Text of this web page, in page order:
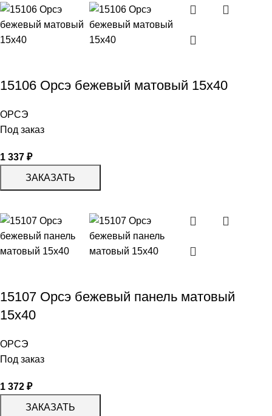
15106 Орсэ бежевый матовый 15х40
ОРСЭ
Под заказ
1 337 ₽
ЗАКАЗАТЬ
15107 Орсэ бежевый панель матовый
15х40
ОРСЭ
Под заказ
1 372 ₽
ЗАКАЗАТЬ